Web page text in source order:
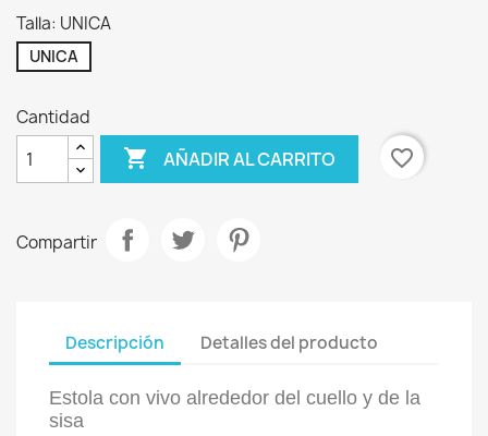
Talla: UNICA
UNICA
Cantidad
 AÑADIR AL CARRITO favorite_border
Compartir
Descripción Detalles del producto
Estola con vivo alrededor del cuello y de la
sisa